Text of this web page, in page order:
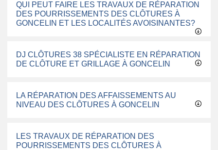
QUI PEUT FAIRE LES TRAVAUX DE RÉPARATION
DES POURRISSEMENTS DES CLÔTURES À
GONCELIN ET LES LOCALITÉS AVOISINANTES?
DJ CLÔTURES 38 SPÉCIALISTE EN RÉPARATION
DE CLÔTURE ET GRILLAGE À GONCELIN
LA RÉPARATION DES AFFAISSEMENTS AU
NIVEAU DES CLÔTURES À GONCELIN
LES TRAVAUX DE RÉPARATION DES
POURRISSEMENTS DES CLÔTURES À